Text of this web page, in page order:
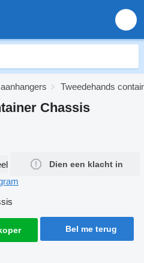
Tweedehands
Chassis
Dien een klacht in
Bel me terug